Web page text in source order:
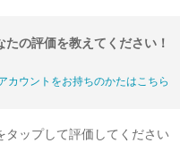
たの評価を教えてください！
カウントをお持ちのかたはこちら
タップして評価してください